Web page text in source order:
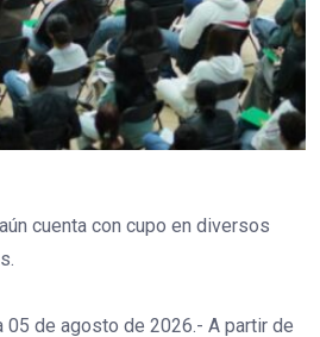
cuenta con cupo en diversos
05 de agosto de 2026.- A partir de